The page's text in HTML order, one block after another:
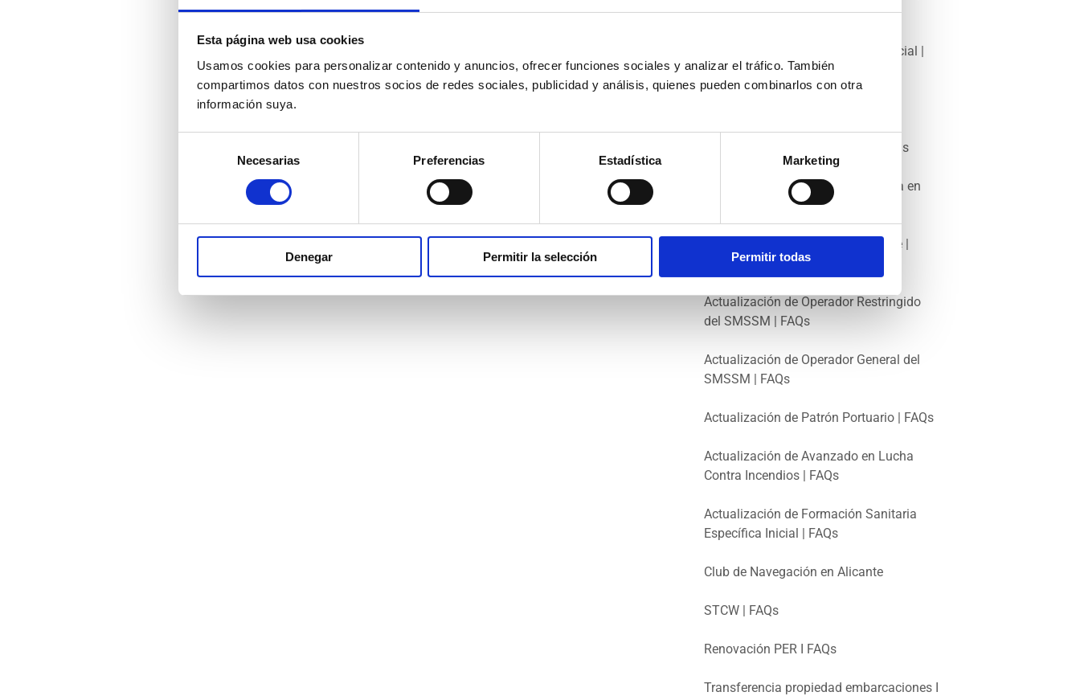
Esta página web usa cookies
Usamos cookies para personalizar contenido y anuncios, ofrecer funciones sociales y analizar el tráfico. También
compartimos datos con nuestros socios de redes sociales, publicidad y análisis, quienes pueden combinarlos con otra
información suya.
consentimiento
Necesarias Preferencias Estadística Marketing
Denegar Permitir la selección Permitir todas
FAQs
Formación Sanitaria Específica Inicial |
FAQs
Operador General de SMSSM | FAQs
Actualización de Formación Básica en
Seguridad Marítima | FAQs
Actualización de Buques de Pasaje |
FAQs
Actualización de Operador Restringido
del SMSSM | FAQs
Actualización de Operador General del
SMSSM | FAQs
Actualización de Patrón Portuario | FAQs
Actualización de Avanzado en Lucha
Contra Incendios | FAQs
Actualización de Formación Sanitaria
Específica Inicial | FAQs
Club de Navegación en Alicante
STCW | FAQs
Renovación PER I FAQs
Transferencia propiedad embarcaciones I